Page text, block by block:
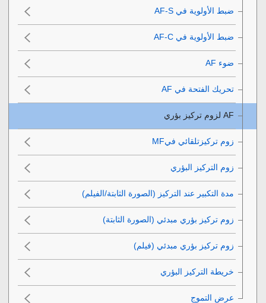
ضبط الأولوية في AF-S‎‏
ضبط الأولوية في AF-C‎‏
ضوء AF‎‏
تحريك الفتحة في AF‎‏
زوم تركيزتلقائي فيMF‎‏
زوم التركيز البؤري
مدة التكبير عند التركيز (الصورة الثابتة/الفيلم)
زوم تركيز بؤري مبدئي (الصورة الثابتة)
زوم تركيز بؤري مبدئي (فيلم)
عرض التموج‎